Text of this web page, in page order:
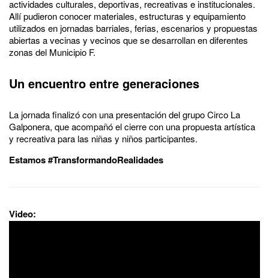
actividades culturales, deportivas, recreativas e institucionales.
Allí pudieron conocer materiales, estructuras y equipamiento
utilizados en jornadas barriales, ferias, escenarios y propuestas
abiertas a vecinas y vecinos que se desarrollan en diferentes
zonas del Municipio F.
Un encuentro entre generaciones
La jornada finalizó con una presentación del grupo Circo La
Galponera, que acompañó el cierre con una propuesta artística
y recreativa para las niñas y niños participantes.
Estamos #TransformandoRealidades
Video: